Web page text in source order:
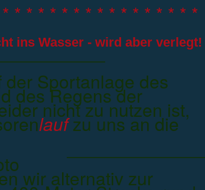
* * * * * * * * * * * * * * * *
ins Wasser - wird aber verlegt!
Sportanlage des
des Regens der
nicht zu nutzen ist,
laufzu uns an die
wir alternativ zur